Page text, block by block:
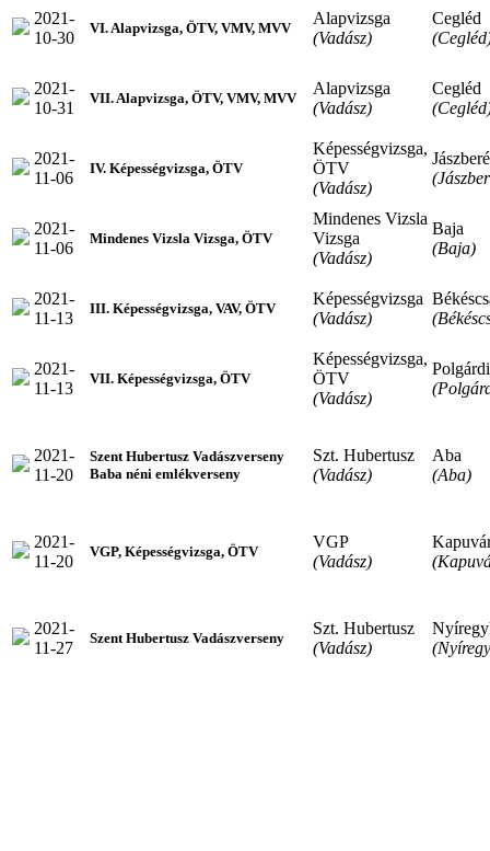
2021-
10-30
VI. Alapvizsga, ÖTV, VMV, MVV
Alapvizsga
(Vadász)
Cegléd
2021-
10-31
VII. Alapvizsga, ÖTV, VMV, MVV
Alapvizsga
(Vadász)
Cegléd
2021-
11-06
IV. Képességvizsga, ÖTV
Képességvizsga,
ÖTV
(Vadász)
2021-
11-06
Mindenes Vizsla Vizsga, ÖTV
Mindenes Vizsla
Vizsga
(Vadász)
Baja
(Baja)
2021-
11-13
III. Képességvizsga, VAV, ÖTV
Képességvizsga
(Vadász)
2021-
11-13
VII. Képességvizsga, ÖTV
Képességvizsga,
ÖTV
(Vadász)
Polgárdi
2021-
11-20
Szent Hubertusz Vadászverseny
Baba néni emlékverseny
Szt. Hubertusz
(Vadász)
Aba
(Aba)
2021-
11-20
VGP, Képességvizsga, ÖTV
VGP
(Vadász)
2021-
11-27
Szent Hubertusz Vadászverseny
Szt. Hubertusz
(Vadász)